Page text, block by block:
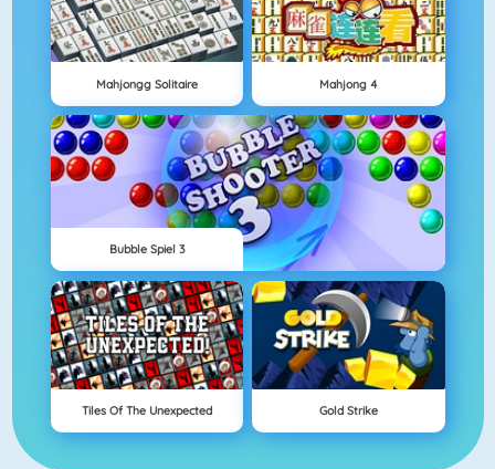
Mahjongg Solitaire Mahjong 4
Bubble Spiel 3
Tiles Of The Unexpected Gold Strike